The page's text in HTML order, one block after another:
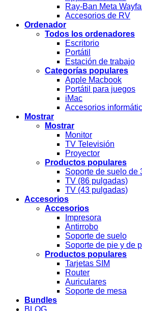
Ray-Ban Meta
Accesorios de RV
Ordenador
Todos los ordenadores
Escritorio
Portátil
Estación de trabajo
Categorías populares
Apple Macbook
Portátil para juegos
iMac
Accesorios
Mostrar
Mostrar
Monitor
TV Televisión
Proyector
Productos populares
Soporte de suelo de
TV (86 pulgadas)
TV (43 pulgadas)
Accesorios
Accesorios
Impresora
Antirrobo
Soporte de suelo
Soporte de pie y de
Productos populares
Tarjetas SIM
Router
Auriculares
Soporte de mesa
Bundles